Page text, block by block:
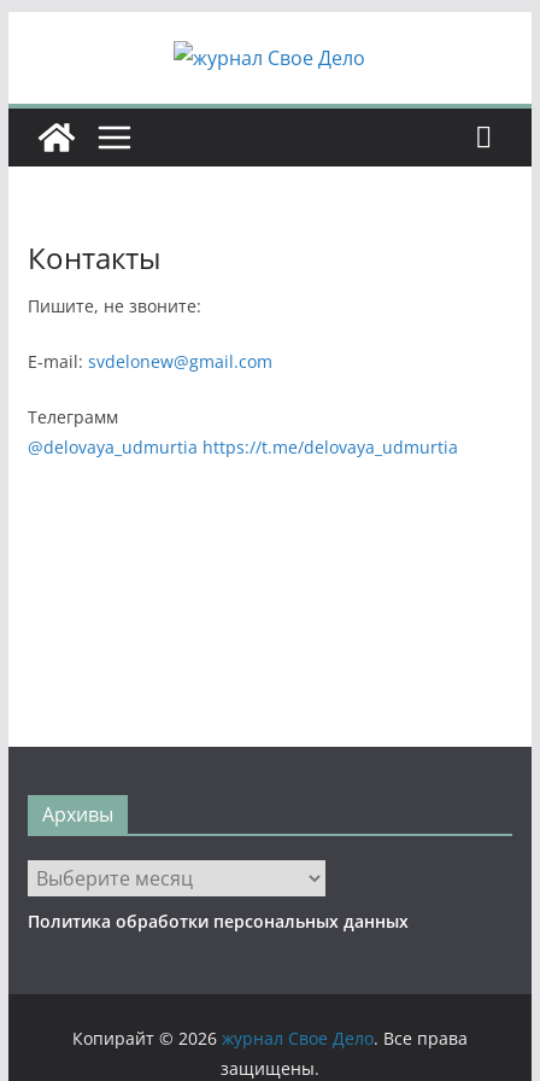
Контакты
Пишите, не звоните:
E-mail: svdelonew@gmail.com
Телеграмм
@delovaya_udmurtia https://t.me/delovaya_udmurtia
Архивы
Архивы
Политика обработки персональных данных
Копирайт © 2026 журнал Свое Дело. Все права
защищены.